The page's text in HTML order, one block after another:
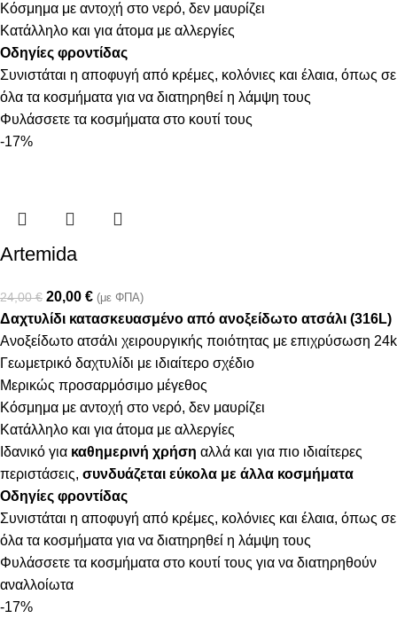
Κόσμημα με αντοχή στο νερό, δεν μαυρίζει
Κατάλληλο και για άτομα με αλλεργίες
Οδηγίες φροντίδας
Συνιστάται η αποφυγή από κρέμες, κολόνιες και έλαια, όπως σε
όλα τα κοσμήματα για να διατηρηθεί η λάμψη τους
Φυλάσσετε τα κοσμήματα στο κουτί τους
-17%
Artemida
24,00€ 20,00 € (με ΦΠΑ)
Δαχτυλίδι κατασκευασμένο από ανοξείδωτο ατσάλι (316L)
Ανοξείδωτο ατσάλι χειρουργικής ποιότητας με επιχρύσωση 24k
Γεωμετρικό δαχτυλίδι με ιδιαίτερο σχέδιο
Μερικώς προσαρμόσιμo μέγεθος
Κόσμημα με αντοχή στο νερό, δεν μαυρίζει
Κατάλληλο και για άτομα με αλλεργίες
Ιδανικό για καθημερινή χρήση αλλά και για πιο ιδιαίτερες
περιστάσεις, συνδυάζεται εύκολα με άλλα κοσμήματα
Οδηγίες φροντίδας
Συνιστάται η αποφυγή από κρέμες, κολόνιες και έλαια, όπως σε
όλα τα κοσμήματα για να διατηρηθεί η λάμψη τους
Φυλάσσετε τα κοσμήματα στο κουτί τους για να διατηρηθούν
αναλλοίωτα
-17%